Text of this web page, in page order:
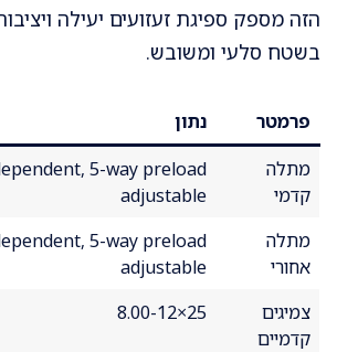
הזה מספק ספיגת זעזועים יעילה
בשטח סלעי ומשובש.
פרמטר
נתון
מתלה
קדמי
5-way preload
adjustable
מתלה
אחורי
5-way preload
adjustable
צמיגים
קדמיים
25×8.00-12